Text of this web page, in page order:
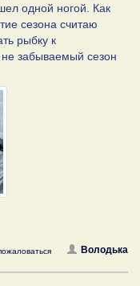
одной ногой. Как
сезона считаю
рыбку к
забываемый сезон
Володька